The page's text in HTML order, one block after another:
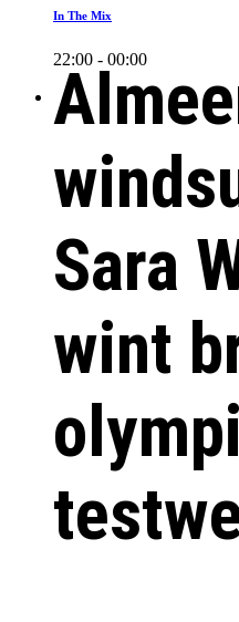
In The Mix
22:00 - 00:00
Sara
wint